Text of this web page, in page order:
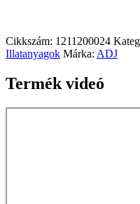
Cikkszám: 1211200024
Illatanyagok Márka: ADJ
Termék videó